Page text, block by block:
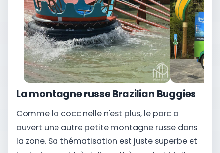
La montagne russe Brazilian Buggies
Comme la coccinelle n'est plus, le parc a
ouvert une autre petite montagne russe dans
la zone. Sa thématisation est juste superbe et